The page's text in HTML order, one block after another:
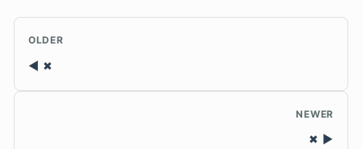
OLDER
✖
NEWER
✖